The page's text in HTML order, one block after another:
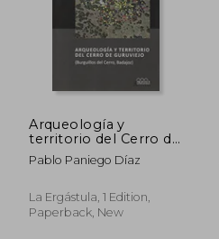
Arqueología y
territorio del Cerro de
Guruviejo: Burguillos
del Cerro, Badajoz
Patrimonio)
Pablo Paniego Díaz
La Ergástula, 1 Edition,
Paperback, New